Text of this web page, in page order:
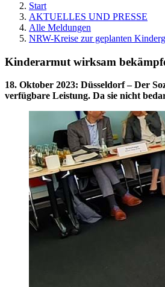
Start
AKTUELLES UND PRESSE
Alle Meldungen
NRW-Kreise zur geplanten
Kinderarmut wirksam
18. Oktober 2023: Düsseldorf – Der
verfügbare Leistung. Da sie nicht